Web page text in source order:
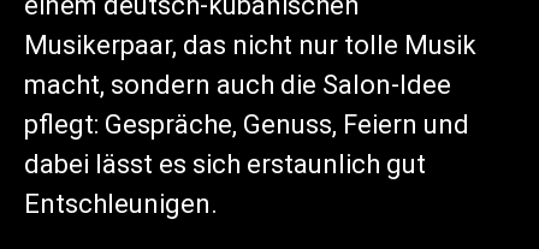
Musikerpaar, das nicht nur tolle Musik
macht, sondern auch die Salon-Idee
pflegt: Gespräche, Genuss, Feiern und
dabei lässt es sich erstaunlich gut
Entschleunigen.